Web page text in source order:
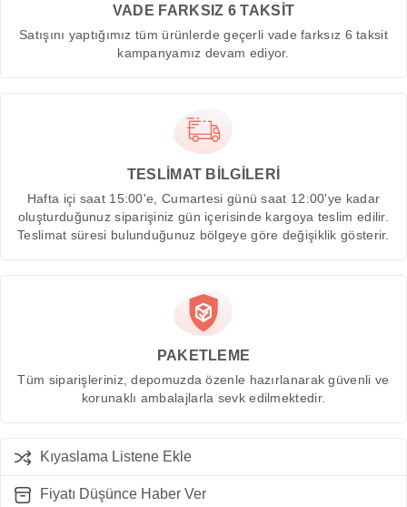
VADE FARKSIZ 6 TAKSİT
Satışını yaptığımız tüm ürünlerde geçerli vade farksız 6 taksit
kampanyamız devam ediyor.
TESLİMAT BİLGİLERİ
Hafta içi saat 15:00'e, Cumartesi günü saat 12:00'ye kadar
oluşturduğunuz siparişiniz gün içerisinde kargoya teslim edilir.
Teslimat süresi bulunduğunuz bölgeye göre değişiklik gösterir.
PAKETLEME
Tüm siparişleriniz, depomuzda özenle hazırlanarak güvenli ve
korunaklı ambalajlarla sevk edilmektedir.
Kıyaslama Listene Ekle
Fiyatı Düşünce Haber Ver